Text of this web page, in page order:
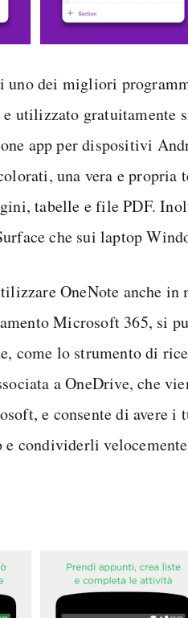
uno dei migliori
e utilizzato gratuitamente
app per dispositivi
una vera e propria
tabelle e file PDF.
che sui laptop
OneNote anche
Microsoft 365, si
come lo strumento di
a OneDrive, che
e consente di avere i
condividerli